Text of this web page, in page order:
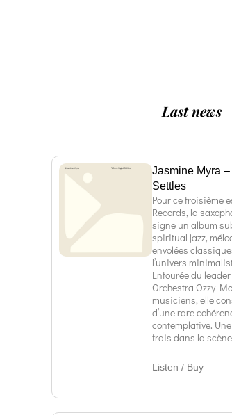
Last news
Jasmine Myra
Settles
Pour ce troisième
Records, la
signe un album
spiritual jazz,
envolées
l’univers
Entourée du
Orchestra Ozzy
musiciens, elle
d’une rare
contemplative.
frais dans la
Listen / Buy